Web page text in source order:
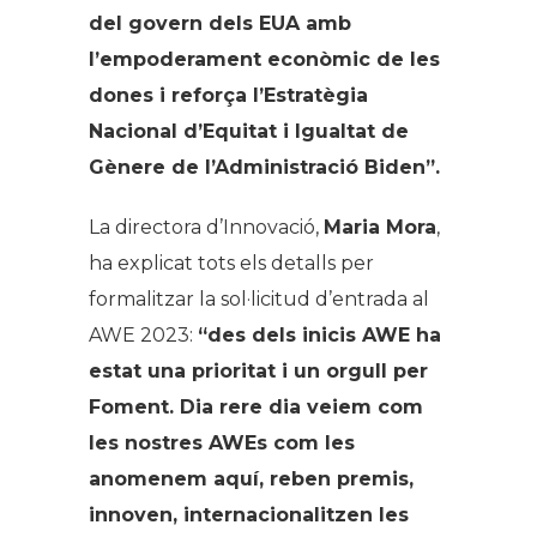
del govern dels EUA amb
l’empoderament econòmic de les
dones i reforça l’Estratègia
Nacional d’Equitat i Igualtat de
Gènere de l’Administració Biden”.
La directora d’Innovació, Maria Mora,
ha explicat tots els detalls per
formalitzar la sol·licitud d’entrada al
AWE 2023: “des dels inicis AWE ha
estat una prioritat i un orgull per
Foment. Dia rere dia veiem com
les nostres AWEs com les
anomenem aquí, reben premis,
innoven, internacionalitzen les